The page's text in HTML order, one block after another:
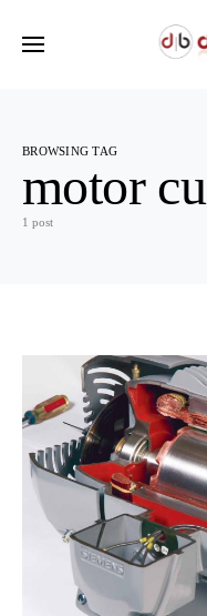
BROWSING TAG
motor
1 post